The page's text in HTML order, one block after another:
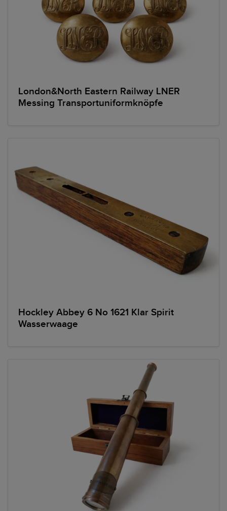
London&North Eastern Railway LNER
Messing Transportuniformknöpfe
Hockley Abbey 6 No 1621 Klar Spirit
Wasserwaage